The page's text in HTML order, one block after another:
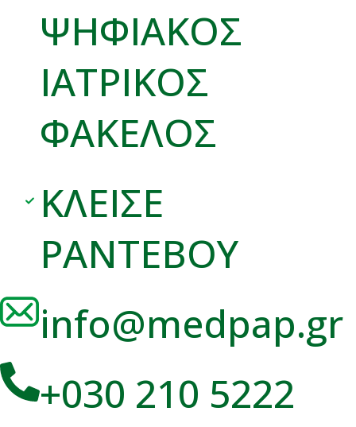
ΨΗΦΙΑΚΟΣ
ΙΑΤΡΙΚΟΣ
ΦΑΚΕΛΟΣ
ΚΛΕΙΣΕ
ΡΑΝΤΕΒΟΥ
info@medpap.gr
+030 210 5222